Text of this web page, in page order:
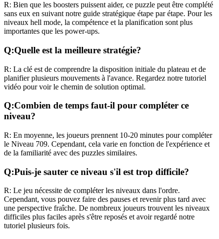
R: Bien que les boosters puissent aider, ce puzzle peut être complété
sans eux en suivant notre guide stratégique étape par étape. Pour les
niveaux hell mode, la compétence et la planification sont plus
importantes que les power-ups.
Q:Quelle est la meilleure stratégie?
R: La clé est de comprendre la disposition initiale du plateau et de
planifier plusieurs mouvements à l'avance. Regardez notre tutoriel
vidéo pour voir le chemin de solution optimal.
Q:Combien de temps faut-il pour compléter ce
niveau?
R: En moyenne, les joueurs prennent 10-20 minutes pour compléter
le Niveau 709. Cependant, cela varie en fonction de l'expérience et
de la familiarité avec des puzzles similaires.
Q:Puis-je sauter ce niveau s'il est trop difficile?
R: Le jeu nécessite de compléter les niveaux dans l'ordre.
Cependant, vous pouvez faire des pauses et revenir plus tard avec
une perspective fraîche. De nombreux joueurs trouvent les niveaux
difficiles plus faciles après s'être reposés et avoir regardé notre
tutoriel plusieurs fois.